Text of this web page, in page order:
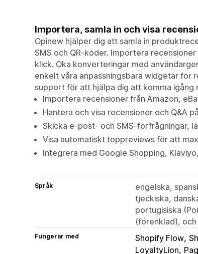
Importera, samla in och visa
Opinew hjälper dig att samla in
SMS och QR-koder. Importera
klick. Öka konverteringar med
enkelt våra anpassningsbara widgetar för
support för att hjälpa dig att komma igång
Importera recensioner från Amazon,
Hantera och visa recensioner och Q&A
Skicka e-post- och SMS-förfrågningar,
Visa automatiskt toppreviews för att
Integrera med Google Shopping,
Språk
engelska,
tjeckiska,
portugisiska
(förenklad),
Fungerar med Shopify Flow
LoyaltyLion